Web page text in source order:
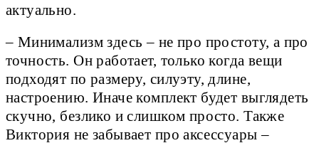
актуально.
– Минимализм здесь – не про простоту, а про
точность. Он работает, только когда вещи
подходят по размеру, силуэту, длине,
настроению. Иначе комплект будет выглядеть
скучно, безлико и слишком просто. Также
Виктория не забывает про аксессуары –